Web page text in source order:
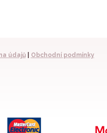
údajů Obchodní podmínky